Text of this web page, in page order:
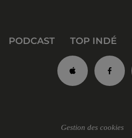
PODCAST TOP INDÉ
Gestion des cookies